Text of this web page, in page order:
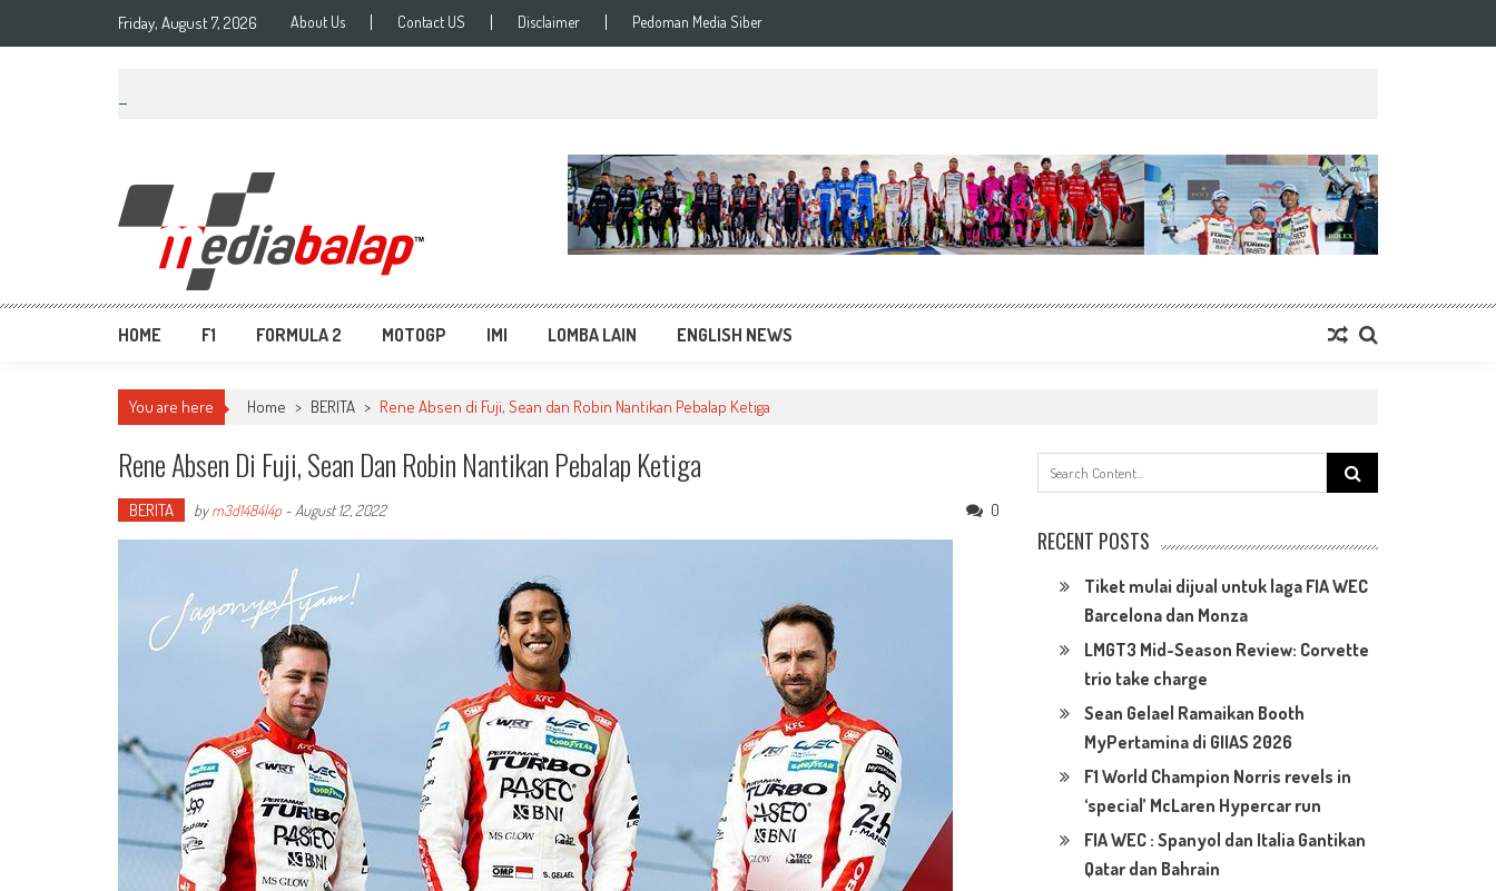
Friday, August 7, 2026 About Us Contact US Disclaimer Pedoman Media Siber
MediaBalap.com | Informasi Balap Terupdate
Seputar MotoGP GP2 GP3 F2 F3 SERI ASIA LMP2 F1 dll
HOME F1 FORMULA 2 MOTOGP IMI LOMBA LAIN ENGLISH NEWS
You are here Home > BERITA > Rene Absen di Fuji, Sean dan Robin Nantikan Pebalap Ketiga
Rene Absen Di Fuji, Sean Dan Robin Nantikan Pebalap Ketiga
BERITA bym3d1484l4p - August 12, 2022 0
Search
for:
RECENT POSTS
Tiket mulai dijual untuk laga FIA WEC
Barcelona dan Monza
LMGT3 Mid-Season Review: Corvette
trio take charge
Sean Gelael Ramaikan Booth
MyPertamina di GIIAS 2026
F1 World Champion Norris revels in
‘special’ McLaren Hypercar run
FIA WEC : Spanyol dan Italia Gantikan
Qatar dan Bahrain